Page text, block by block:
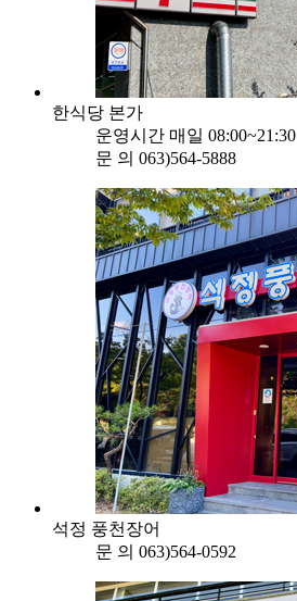
한식당 본가
운영시간 매일 08:00~21:30
문 의 063)564-5888
석정 풍천장어
문 의 063)564-0592